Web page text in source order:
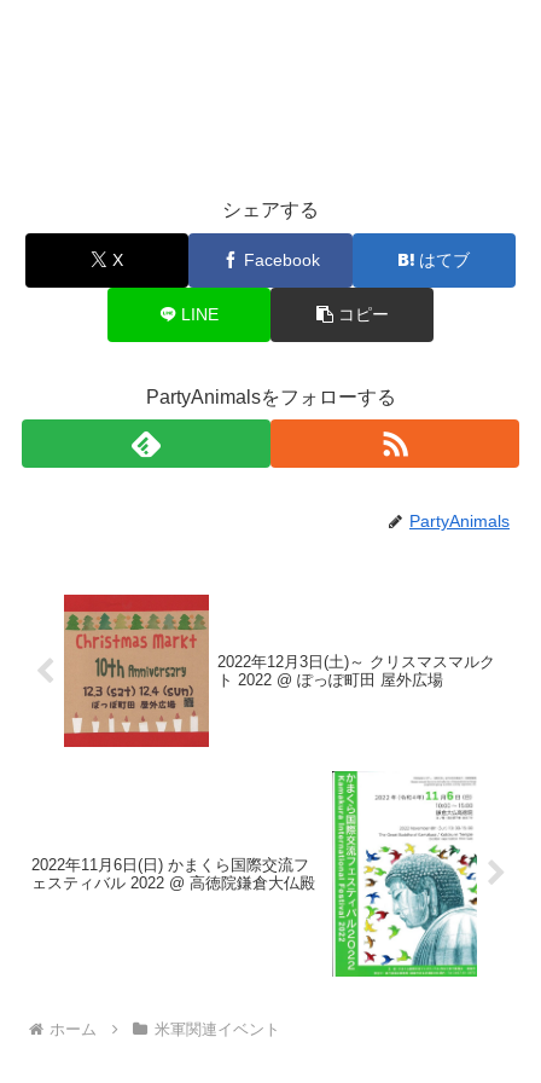
シェアする
X Facebook はてブ
LINE コピー
PartyAnimalsをフォローする
PartyAnimals
2022年12月3日(土)～ クリスマスマルク
ト 2022 @ ぽっぽ町田 屋外広場
2022年11月6日(日) かまくら国際交流フ
ェスティバル 2022 @ 高徳院鎌倉大仏殿
ホーム 米軍関連イベント